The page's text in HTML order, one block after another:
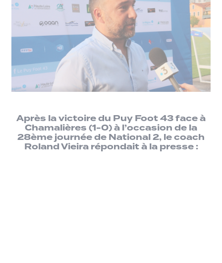
Après la victoire du Puy Foot 43 face à
Chamalières (1-0) à l’occasion de la
28ème journée de National 2, le coach
Roland Vieira répondait à la presse :